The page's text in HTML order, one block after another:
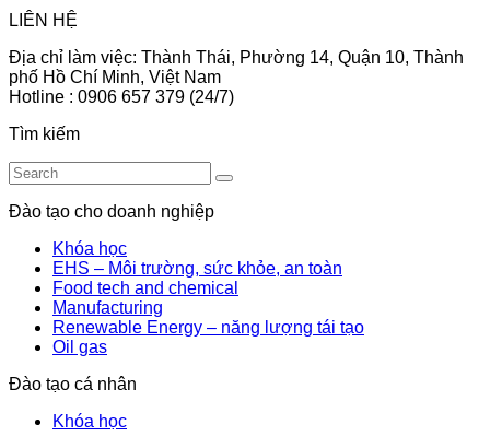
LIÊN HỆ
Địa chỉ làm việc: Thành Thái, Phường 14, Quận 10, Thành
phố Hồ Chí Minh, Việt Nam
Hotline : 0906 657 379 (24/7)
Tìm kiếm
Đào tạo cho doanh nghiệp
Khóa học
EHS – Môi trường, sức khỏe, an toàn
Food tech and chemical
Manufacturing
Renewable Energy – năng lượng tái tạo
Oil gas
Đào tạo cá nhân
Khóa học